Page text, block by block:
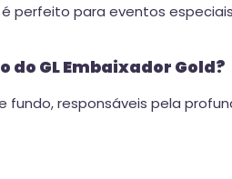
perfeito para eventos
GL Embaixador Gold?
responsáveis pela